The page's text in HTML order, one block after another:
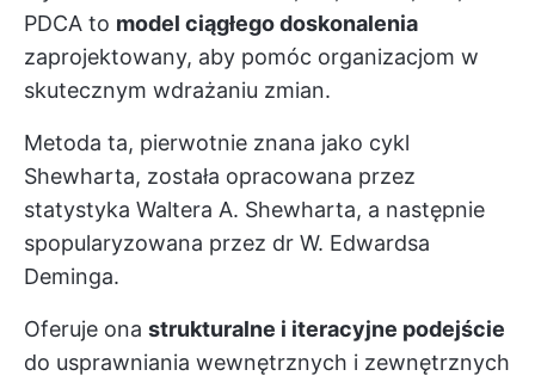
PDCA to model ciągłego doskonalenia
zaprojektowany, aby pomóc organizacjom w
skutecznym wdrażaniu zmian.
Metoda ta, pierwotnie znana jako cykl
Shewharta, została opracowana przez
statystyka Waltera A. Shewharta, a następnie
spopularyzowana przez dr W. Edwardsa
Deminga.
Oferuje ona strukturalne i iteracyjne podejście
do usprawniania wewnętrznych i zewnętrznych